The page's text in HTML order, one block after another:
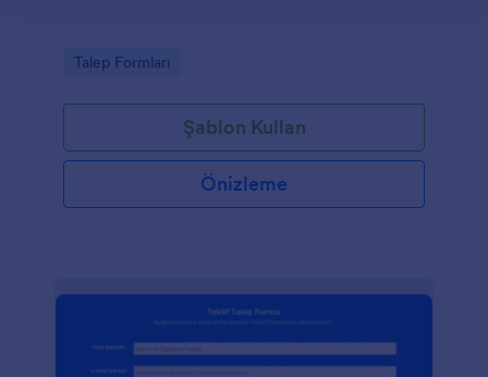
Go to Category:
Talep Formları
Şablon Kullan
Önizleme